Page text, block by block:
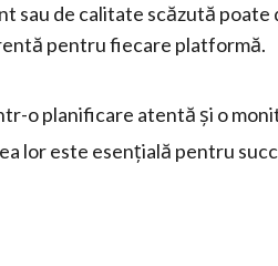
sau de calitate scăzută poate
pentru fiecare platformă.
o planificare atentă și o
lor este esențială pentru